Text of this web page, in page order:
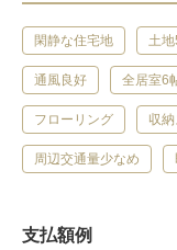
閑静な住宅地 土
通風良好 全居室6
フローリング 収
周辺交通量少なめ
支払額例